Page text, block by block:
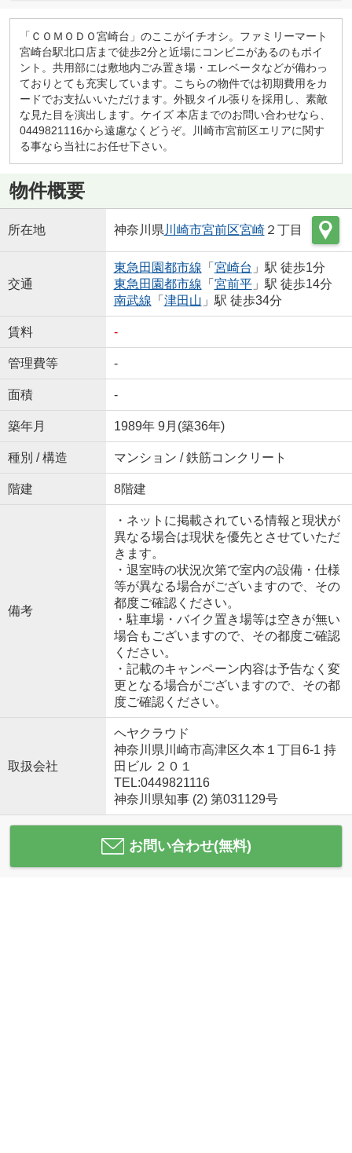
「ＣＯＭＯＤＯ宮崎台」のここがイチオシ。ファミリーマート
宮崎台駅北口店まで徒歩2分と近場にコンビニがあるのもポイ
ント。共用部には敷地内ごみ置き場・エレベータなどが備わっ
ておりとても充実しています。こちらの物件では初期費用をカ
ードでお支払いいただけます。外観タイル張りを採用し、素敵
な見た目を演出します。ケイズ 本店までのお問い合わせなら、
0449821116から遠慮なくどうぞ。川崎市宮前区エリアに関す
る事なら当社にお任せ下さい。
物件概要
所在地 神奈川県 川崎市宮前区宮崎２丁目
交通
東急田園都市線 「 宮崎台 」駅 徒歩1分
東急田園都市線 「 宮前平」駅 徒歩14分
南武線 「 津田山 」駅 徒歩34分
賃料 -
管理費等 -
面積 -
築年月 1989年 9月(築36年)
種別 / 構造 マンション / 鉄筋コンクリート
階建 8階建
備考
・ネットに掲載されている情報と現状が
異なる場合は現状を優先とさせていただ
きます。
・退室時の状況次第で室内の設備・仕様
等が異なる場合がございますので、その
都度ご確認ください。
・駐車場・バイク置き場等は空きが無い
場合もございますので、その都度ご確認
ください。
・記載のキャンペーン内容は予告なく変
更となる場合がございますので、その都
度ご確認ください。
取扱会社
ヘヤクラウド
神奈川県川崎市高津区久本１丁目6-1 持
田ビル ２０１
TEL:0449821116
神奈川県知事 (2) 第031129号
お問い合わせ(無料)